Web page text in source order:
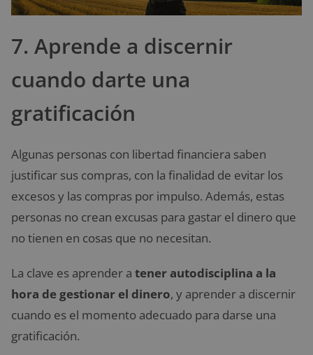
7. Aprende a discernir
cuando darte una
gratificación
Algunas personas con libertad financiera saben
justificar sus compras, con la finalidad de evitar los
excesos y las compras por impulso. Además, estas
personas no crean excusas para gastar el dinero que
no tienen en cosas que no necesitan.
La clave es aprender a tener autodisciplina a la
hora de gestionar el dinero, y aprender a discernir
cuando es el momento adecuado para darse una
gratificación.